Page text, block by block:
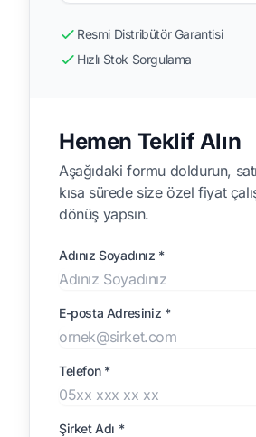
Resmi Distribütör Garantisi
Hızlı Stok Sorgulama
Hemen Teklif Alın
Aşağıdaki formu doldurun,
kısa sürede size özel fiyat
dönüş yapsın.
Adınız Soyadınız *
E-posta Adresiniz *
Telefon *
Şirket Adı *